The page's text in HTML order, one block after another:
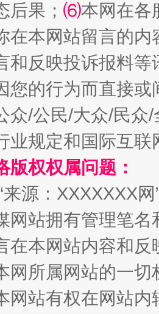
！等你上场
后果； ⑹本网在各
在本网站留言的内
和反映投诉报料
您的行为而直接
众/公民/大众/民
业规定和国际互
版权权属问题：
来源：XXXXXXX
网站拥有管理笔
在本网站内容和
网所属网站的一
网站有权在网站